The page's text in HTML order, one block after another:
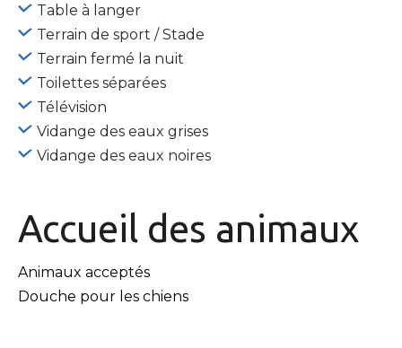
Table à langer
Terrain de sport / Stade
Terrain fermé la nuit
Toilettes séparées
Télévision
Vidange des eaux grises
Vidange des eaux noires
Accueil des animaux
Animaux acceptés
Douche pour les chiens